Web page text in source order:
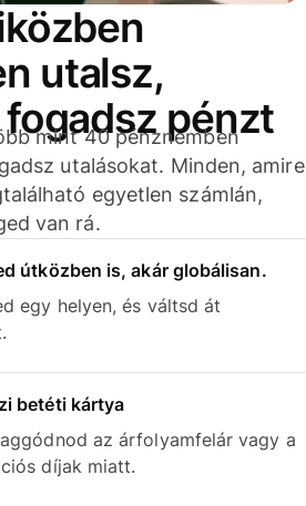
utalsz,
pénzt
mint 40 pénznemben
utalásokat. Minden, amire
egyetlen számlán,
van rá.
útközben is, akár globálisan.
egy helyen, és váltsd át
betéti kártya
az árfolyamfelár vagy a
díjak miatt.